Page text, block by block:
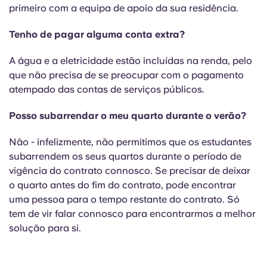
primeiro com a equipa de apoio da sua residência.
Tenho de pagar alguma conta extra?
A água e a eletricidade estão incluídas na renda, pelo
que não precisa de se preocupar com o pagamento
atempado das contas de serviços públicos.
Posso subarrendar o meu quarto durante o verão?
Não - infelizmente, não permitimos que os estudantes
subarrendem os seus quartos durante o período de
vigência do contrato connosco. Se precisar de deixar
o quarto antes do fim do contrato, pode encontrar
uma pessoa para o tempo restante do contrato. Só
tem de vir falar connosco para encontrarmos a melhor
solução para si.